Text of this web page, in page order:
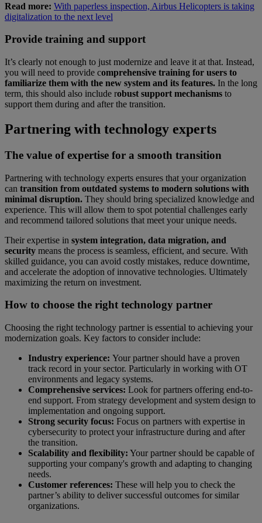
Read more: With paperless inspection, Airbus Helicopters is taking
digitalization to the next level
Provide training and support
It’s clearly not enough to just modernize and leave it at that. Instead,
you will need to provide comprehensive training for users to
familiarize them with the new system and its features. In the long
term, this should also include robust support mechanisms to
support them during and after the transition.
Partnering with technology experts
The value of expertise for a smooth transition
Partnering with technology experts ensures that your organization
can transition from outdated systems to modern solutions with
minimal disruption. They should bring specialized knowledge and
experience. This will allow them to spot potential challenges early
and recommend tailored solutions that meet your unique needs.
Their expertise in system integration, data migration, and
security means the process is seamless, efficient, and secure. With
skilled guidance, you can avoid costly mistakes, reduce downtime,
and accelerate the adoption of innovative technologies. Ultimately
maximizing the return on investment.
How to choose the right technology partner
Choosing the right technology partner is essential to achieving your
modernization goals. Key factors to consider include:
Industry experience: Your partner should have a proven
track record in your sector. Particularly in working with OT
environments and legacy systems.
Comprehensive services: Look for partners offering end-to-
end support. From strategy development and system design to
implementation and ongoing support.
Strong security focus: Focus on partners with expertise in
cybersecurity to protect your infrastructure during and after
the transition.
Scalability and flexibility: Your partner should be capable of
supporting your company's growth and adapting to changing
needs.
Customer references: These will help you to check the
partner’s ability to deliver successful outcomes for similar
organizations.